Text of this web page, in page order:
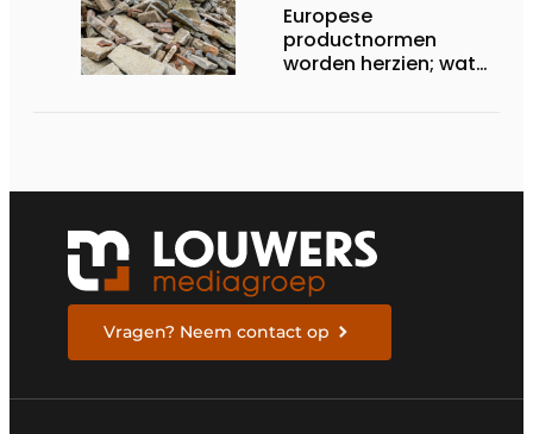
Europese
productnormen
worden herzien; wat
Vragen? Neem contact op